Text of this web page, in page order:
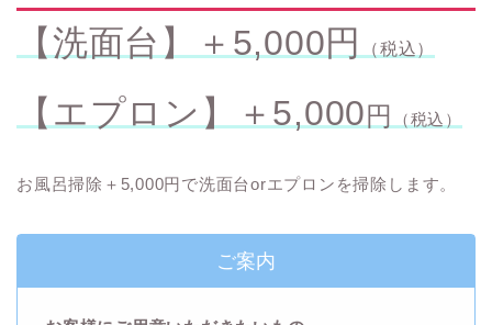
【洗面台】＋5,000円 （税込）
【エプロン】＋5,000円 （税込）
お風呂掃除＋5,000円で洗面台orエプロンを掃除します。
ご案内